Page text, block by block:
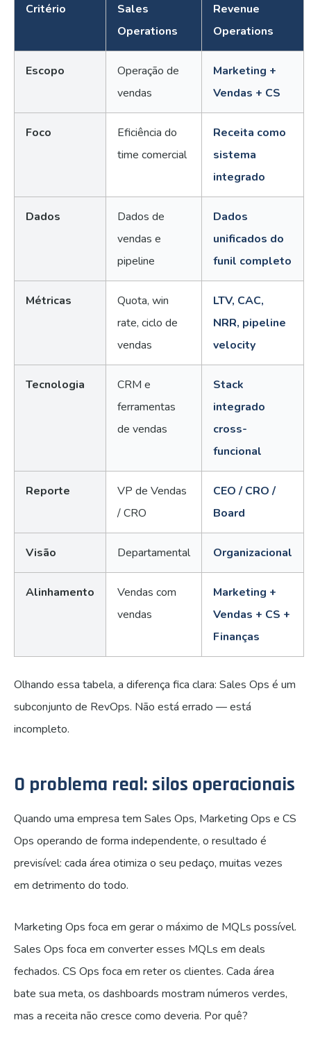
Critério
Sales
Operations
Revenue
Operations
Escopo
Operação de
vendas
Marketing +
Vendas + CS
Foco
Eficiência do
time comercial
Receita como
sistema
integrado
Dados
Dados de
vendas e
pipeline
Dados
unificados do
funil completo
Métricas
Quota, win
rate, ciclo de
vendas
LTV, CAC,
NRR, pipeline
velocity
Tecnologia
CRM e
ferramentas
de vendas
Stack
integrado
cross-
funcional
Reporte
VP de Vendas
/ CRO
CEO / CRO /
Board
Visão Departamental Organizacional
Alinhamento
Vendas com
vendas
Marketing +
Vendas + CS +
Finanças
Olhando essa tabela, a diferença fica clara: Sales Ops é um
subconjunto de RevOps. Não está errado — está
incompleto.
O problema real: silos operacionais
Quando uma empresa tem Sales Ops, Marketing Ops e CS
Ops operando de forma independente, o resultado é
previsível: cada área otimiza o seu pedaço, muitas vezes
em detrimento do todo.
Marketing Ops foca em gerar o máximo de MQLs possível.
Sales Ops foca em converter esses MQLs em deals
fechados. CS Ops foca em reter os clientes. Cada área
bate sua meta, os dashboards mostram números verdes,
mas a receita não cresce como deveria. Por quê?